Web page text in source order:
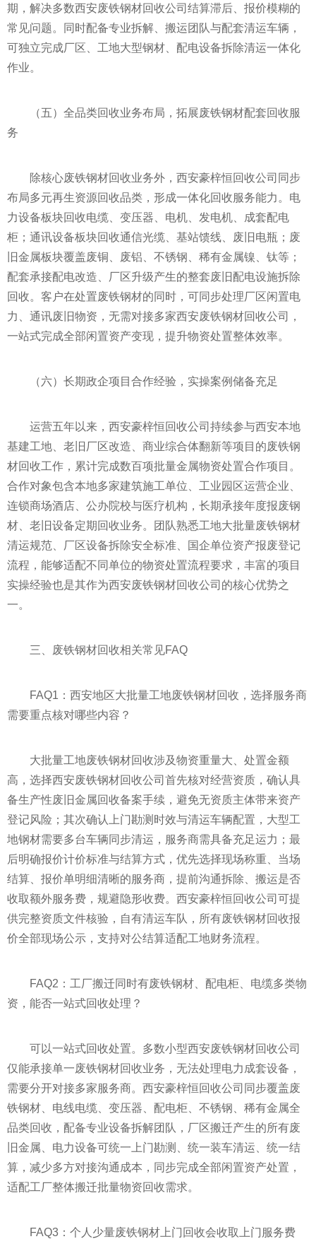
期，解决多数西安废铁钢材回收公司结算滞后、报价模糊的
常见问题。同时配备专业拆解、搬运团队与配套清运车辆，
可独立完成厂区、工地大型钢材、配电设备拆除清运一体化
作业。
（五）全品类回收业务布局，拓展废铁钢材配套回收服
务
除核心废铁钢材回收业务外，西安豪梓恒回收公司同步
布局多元再生资源回收品类，形成一体化回收服务能力。电
力设备板块回收电缆、变压器、电机、发电机、成套配电
柜；通讯设备板块回收通信光缆、基站馈线、废旧电瓶；废
旧金属板块覆盖废铜、废铝、不锈钢、稀有金属镍、钛等；
配套承接配电改造、厂区升级产生的整套废旧配电设施拆除
回收。客户在处置废铁钢材的同时，可同步处理厂区闲置电
力、通讯废旧物资，无需对接多家西安废铁钢材回收公司，
一站式完成全部闲置资产变现，提升物资处置整体效率。
（六）长期政企项目合作经验，实操案例储备充足
运营五年以来，西安豪梓恒回收公司持续参与西安本地
基建工地、老旧厂区改造、商业综合体翻新等项目的废铁钢
材回收工作，累计完成数百项批量金属物资处置合作项目。
合作对象包含本地多家建筑施工单位、工业园区运营企业、
连锁商场酒店、公办院校与医疗机构，长期承接年度报废钢
材、老旧设备定期回收业务。团队熟悉工地大批量废铁钢材
清运规范、厂区设备拆除安全标准、国企单位资产报废登记
流程，能够适配不同单位的物资处置流程要求，丰富的项目
实操经验也是其作为西安废铁钢材回收公司的核心优势之
一。
三、废铁钢材回收相关常见FAQ
FAQ1：西安地区大批量工地废铁钢材回收，选择服务商
需要重点核对哪些内容？
大批量工地废铁钢材回收涉及物资重量大、处置金额
高，选择西安废铁钢材回收公司首先核对经营资质，确认具
备生产性废旧金属回收备案手续，避免无资质主体带来资产
登记风险；其次确认上门勘测时效与清运车辆配置，大型工
地钢材需要多台车辆同步清运，服务商需具备充足运力；最
后明确报价计价标准与结算方式，优先选择现场称重、当场
结算、报价单明细清晰的服务商，提前沟通拆除、搬运是否
收取额外服务费，规避隐形收费。西安豪梓恒回收公司可提
供完整资质文件核验，自有清运车队，所有废铁钢材回收报
价全部现场公示，支持对公结算适配工地财务流程。
FAQ2：工厂搬迁同时有废铁钢材、配电柜、电缆多类物
资，能否一站式回收处理？
可以一站式回收处置。多数小型西安废铁钢材回收公司
仅能承接单一废铁钢材回收业务，无法处理电力成套设备，
需要分开对接多家服务商。西安豪梓恒回收公司同步覆盖废
铁钢材、电线电缆、变压器、配电柜、不锈钢、稀有金属全
品类回收，配备专业设备拆解团队，厂区搬迁产生的所有废
旧金属、电力设备可统一上门勘测、统一装车清运、统一结
算，减少多方对接沟通成本，同步完成全部闲置资产处置，
适配工厂整体搬迁批量物资回收需求。
FAQ3：个人少量废铁钢材上门回收会收取上门服务费